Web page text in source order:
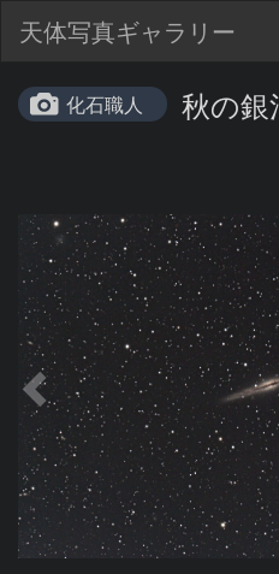
天体写真ギャラリー
化石職人 秋の